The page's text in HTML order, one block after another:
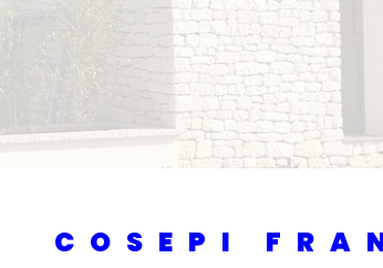
COSEPI